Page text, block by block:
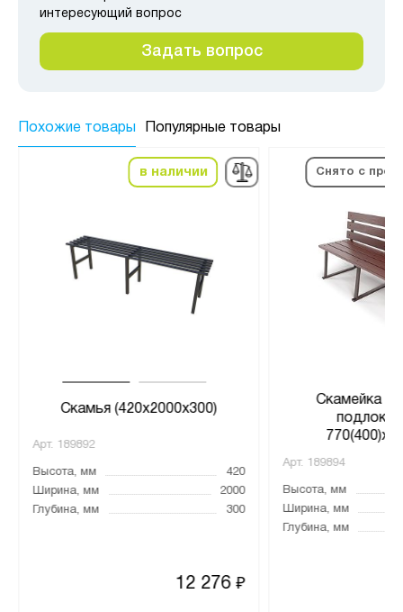
интересующий вопрос
Задать вопрос
Похожие товары Популярные товары
в наличии
Скамья (420x2000x300)
Арт. 189892
Высота, мм
420
Ширина, мм
2000
Глубина, мм
300
12 276₽
Снято с
Скамейка
Арт. 189894
Высота, мм
Ширина, мм
Глубина, мм